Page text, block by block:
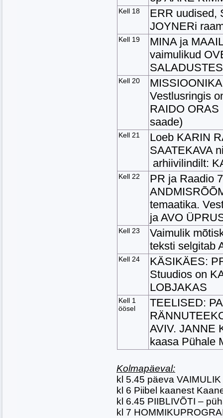
Kell 18
ERR uudised,
JOYNERi
Kell 19
MINA ja
vaimulikud
Kell 20
Vestlusringis
RAIDO ORAS
saade)
Kell 21
Loeb KARIN
SAATEKAVA
arhiivilindilt:
Kell 22
PR ja Raadio
temaatika.
ja AVO
Kell 23
Vaimulik
teksti selgitab
Kell 24
KÄSIKÄES:
Stuudios on
LOBJAKAS
Kell 1
öösel
TEELISED:
AVIV. JANNE
kaasa Pühale
Kolmapäeval:
kl 5.45 päeva
kl 6 Piibel kaanest
kl 6.45 PIIBLIVÕTI –
kl 7